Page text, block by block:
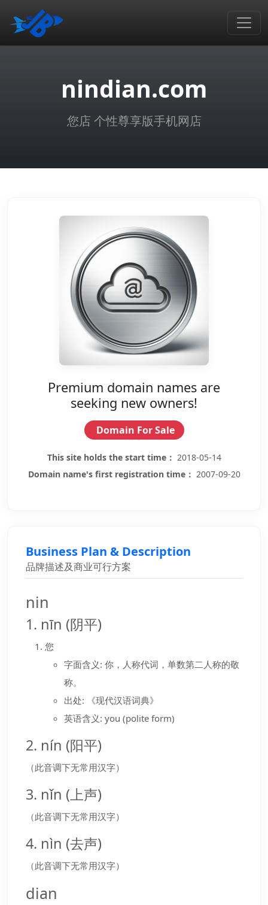
nindian.com
您店 个性尊享版手机网店
Premium domain names are
seeking new owners!
Domain For Sale
This site holds the start time： 2018-05-14
Domain name's first registration time： 2007-09-20
Business Plan & Description
品牌描述及商业可行方案
nin
1. nīn (阴平)
您
字面含义: 你，人称代词，单数第二人称的敬
称。
出处: 《现代汉语词典》
英语含义: you (polite form)
2. nín (阳平)
（此音调下无常用汉字）
3. nǐn (上声)
（此音调下无常用汉字）
4. nìn (去声)
（此音调下无常用汉字）
dian